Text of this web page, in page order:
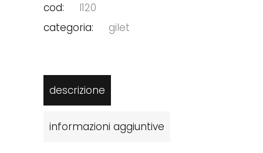
cod:
l120
categoria:
gilet
descrizione
informazioni aggiuntive